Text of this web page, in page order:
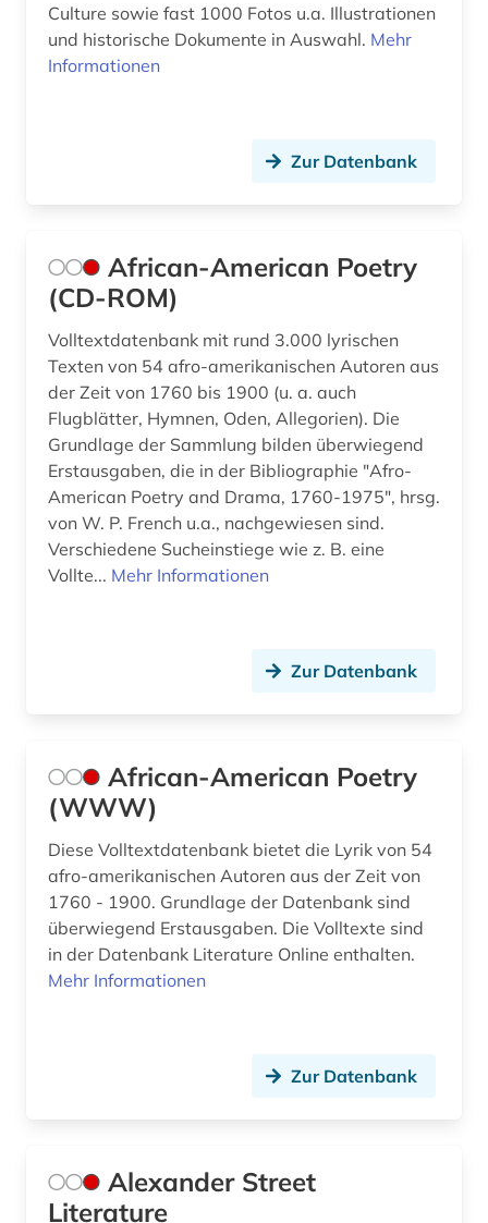
geschichte 1755-1773 (1)
geschichte 1789 - 1875 (1)
geschichte 1789-1838 (1)
geschichte 1800 (1)
geschichte 1800-1920 (1)
geschichte 1800-2010 (1)
geschichte 1821-1837 (1)
geschichte 1838-1852 (1)
geschichte 1866-1877 (1)
geschichte 1921-1972 (1)
geschichte 1945 (1)
geschichte 1945 - 2004 (1)
geschichte <1639-1800> (1)
Culture sowie fast 1000 Fotos u.a. Illustrationen
und historische Dokumente in Auswahl. Mehr
Informationen
Zur Datenbank
African-American Poetry
(CD-ROM)
Volltextdatenbank mit rund 3.000 lyrischen
Texten von 54 afro-amerikanischen Autoren aus
der Zeit von 1760 bis 1900 (u. a. auch
Flugblätter, Hymnen, Oden, Allegorien). Die
Grundlage der Sammlung bilden überwiegend
Erstausgaben, die in der Bibliographie "Afro-
American Poetry and Drama, 1760-1975", hrsg.
von W. P. French u.a., nachgewiesen sind.
Verschiedene Sucheinstiege wie z. B. eine
Vollte... Mehr Informationen
Zur Datenbank
African-American Poetry
(WWW)
Diese Volltextdatenbank bietet die Lyrik von 54
afro-amerikanischen Autoren aus der Zeit von
1760 - 1900. Grundlage der Datenbank sind
überwiegend Erstausgaben. Die Volltexte sind
in der Datenbank Literature Online enthalten.
Mehr Informationen
Zur Datenbank
Alexander Street
Literature